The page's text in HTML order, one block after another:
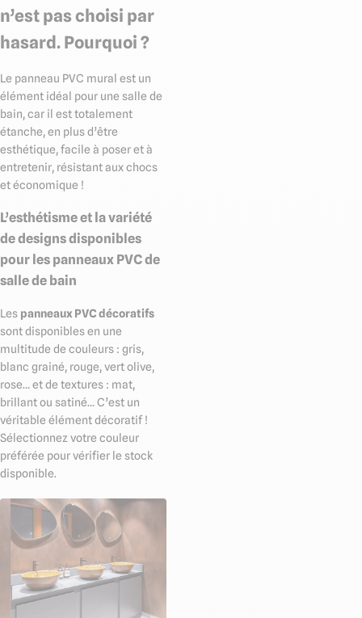
n’est pas choisi par
hasard. Pourquoi ?
Le panneau PVC mural est un
élément idéal pour une salle de
bain, car il est totalement
étanche, en plus d’être
esthétique, facile à poser et à
entretenir, résistant aux chocs
et économique !
L’esthétisme et la variété
de designs disponibles
pour les panneaux PVC de
salle de bain
Les panneaux PVC décoratifs
sont disponibles en une
multitude de couleurs : gris,
blanc grainé, rouge, vert olive,
rose… et de textures : mat,
brillant ou satiné… C’est un
véritable élément décoratif !
Sélectionnez votre couleur
préférée pour vérifier le stock
disponible.